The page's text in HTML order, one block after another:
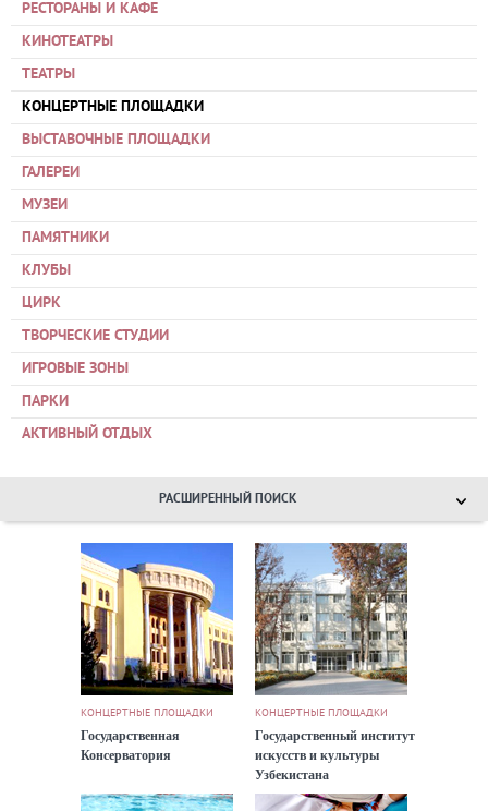
РЕСТОРАНЫ И КАФЕ
КИНОТЕАТРЫ
ТЕАТРЫ
КОНЦЕРТНЫЕ ПЛОЩАДКИ
ВЫСТАВОЧНЫЕ ПЛОЩАДКИ
ГАЛЕРЕИ
МУЗЕИ
ПАМЯТНИКИ
КЛУБЫ
ЦИРК
ТВОРЧЕСКИЕ СТУДИИ
ИГРОВЫЕ ЗОНЫ
ПАРКИ
АКТИВНЫЙ ОТДЫХ
РАСШИРЕННЫЙ ПОИСК
КОНЦЕРТНЫЕ ПЛОЩАДКИ
Государственная
Консерватория
КОНЦЕРТНЫЕ ПЛОЩАДКИ
Государственный институт
искусств и культуры
Узбекистана